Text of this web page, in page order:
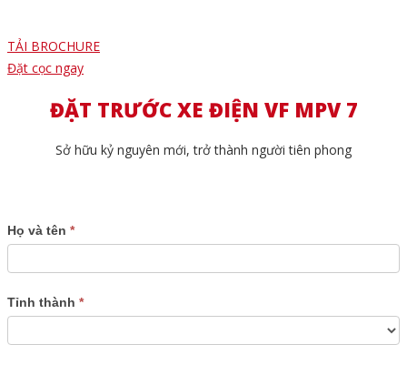
TẢI BROCHURE
Đặt cọc ngay
ĐẶT TRƯỚC XE ĐIỆN VF MPV 7
Sở hữu kỷ nguyên mới, trở thành người tiên phong
Dat
truoc
oto
điện
Họ và tên *
Tỉnh thành *